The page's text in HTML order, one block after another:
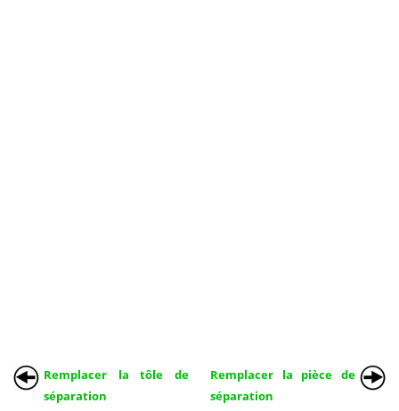
Remplacer la tôle de
séparation
Remplacer la pièce de
séparation